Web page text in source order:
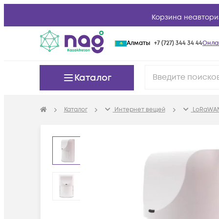
Корзина
Алматы +7 (727) 344 34 44
Каталог
Каталог Интернет вещей